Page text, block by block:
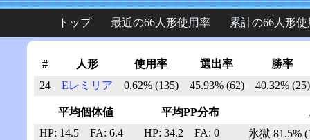
トップ 最近の66人形使用率 累計の66人形
# 人形 使用率 選出率
勝率
24
Eレミリア 0.62% (135) 45.93% (62) 40.32% (25)
平均個体値
平均PP分布
HP: 14.5
FA: 6.4 HP: 34.2
FA: 0
氷獄 81.5%